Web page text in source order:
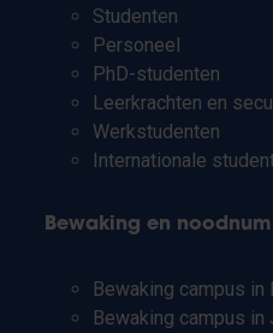
Studenten
Personeel
PhD-studenten
Leerkrachten en
Werkstudenten
Internationale
Bewaking en
Bewaking campus in
Bewaking campus in